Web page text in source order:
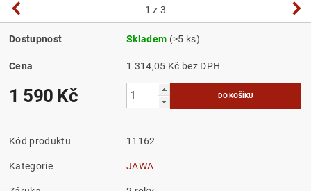
1 z 3
Dostupnost Skladem (>5 ks)
Cena 1 314,05 Kč bez DPH
1 590 Kč
Kód produktu 11162
Kategorie JAWA